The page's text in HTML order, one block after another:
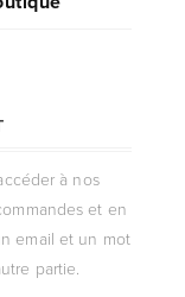
à nos
et en
email et un mot
partie.